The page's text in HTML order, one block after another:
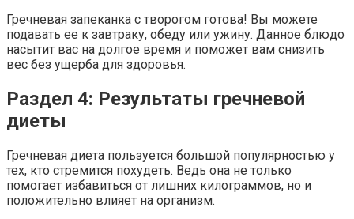
Гречневая запеканка с творогом готова! Вы можете
подавать ее к завтраку, обеду или ужину. Данное блюдо
насытит вас на долгое время и поможет вам снизить
вес без ущерба для здоровья.
Раздел 4: Результаты гречневой
диеты
Гречневая диета пользуется большой популярностью у
тех, кто стремится похудеть. Ведь она не только
помогает избавиться от лишних килограммов, но и
положительно влияет на организм.